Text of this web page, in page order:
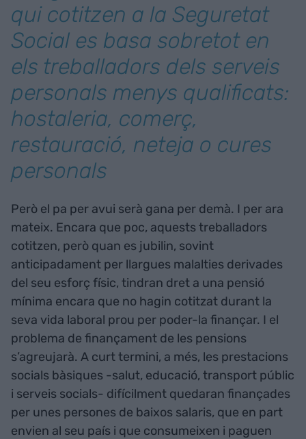
qui cotitzen a la Seguretat
Social es basa sobretot en
els treballadors dels serveis
personals menys qualificats:
hostaleria, comerç,
restauració, neteja o cures
personals
Però el pa per avui serà gana per demà. I per ara
mateix. Encara que poc, aquests treballadors
cotitzen, però quan es jubilin, sovint
anticipadament per llargues malalties derivades
del seu esforç físic, tindran dret a una pensió
mínima encara que no hagin cotitzat durant la
seva vida laboral prou per poder-la finançar. I el
problema de finançament de les pensions
s’agreujarà. A curt termini, a més, les prestacions
socials bàsiques -salut, educació, transport públic
i serveis socials- difícilment quedaran finançades
per unes persones de baixos salaris, que en part
envien al seu país i que consumeixen i paguen